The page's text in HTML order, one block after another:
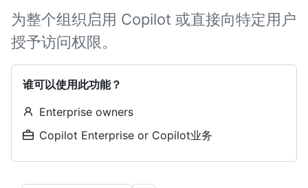
为整个组织启用 Copilot 或直接向特定用户
授予访问权限。
谁可以使用此功能？
Enterprise owners
Copilot Enterprise or Copilot业务